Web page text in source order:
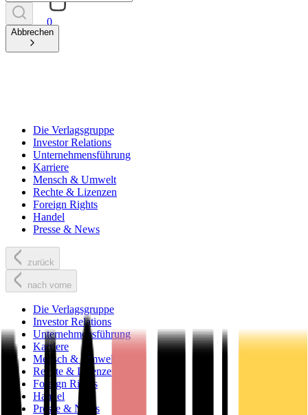
0
Abbrechen
Die Verlagsgruppe
Investor Relations
Unternehmensführung
Karriere
Mensch & Umwelt
Rechte & Lizenzen
Foreign Rights
Handel
Presse & News
zurück
nach vorne
Die Verlagsgruppe
Investor Relations
Unternehmensführung
Karriere
Mensch & Umwelt
Rechte & Lizenzen
Foreign Rights
Handel
Presse & News